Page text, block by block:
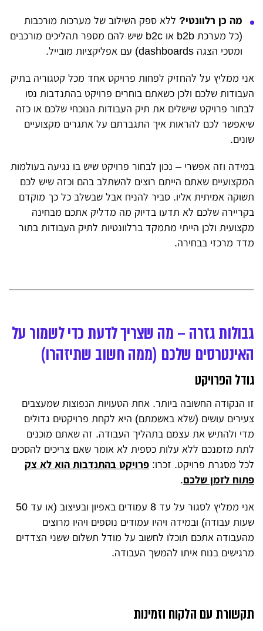
מה כן רלוונטי? ללא ספק השילוב של מערכות מורכבות
(כל מערכת b2b או b2c שיש להם מספר תהליכים מורכבים
ומסכי הצגה dashboards) עם אפליקציות מובייל.
אני ממליץ על להחזיק לפחות פרויקט אחד מכל קטגוריה בתיק
העבודות שלכם ולכן כשאתם בוחרים פרויקט בהתנדבות נסו
לבחור פרויקט שישלים את תיק העבודות הנוכחי שלכם או כזה
שיאפשר לכם להראות איך התגברתם על אתגרים מקצועיים
שונים.
במידה וזה אפשרי – נכון לבחור פרויקט שיש בו נגיעה בעולמות
המקצועיים שאתם הייתם רוצים להשתלב בהם וכזה שיש לכם
תשוקה אמיתית אליו. סביר להניח אבל שבשלב כל כך מוקדם
בקריירה שלכם לא תדעו בדיוק מה מדליק אתכם מבחינה
מקצועית ולכן הייתי מתמקד ברלוונטיות לתיק העבודות בתור
מדד מרכזי בבחירה.
גבולות גזרה – מה שצריך לדעת כדי לשמור על
האינטרסים שלכם (ממה חשוב שתיזהרו)
גודל הפרויקט
זו הנקודה החשובה ביותר. אחת הטעויות הנפוצות שמעצבים
צעירים עושים (שלא באשמתם) היא לקחת פרויקטים גדולים
מדי ולהתיש את עצמם בתהליך העבודה. זה שאתם מוכנים
לתת מזמנכם ללא עלות כספית לא אומר שאם צריכים להסכים
לכל מסגרת פרויקט. זכרו: פרויקט בהתנדבות הוא לא צק
פתוח לזמן שלכם.
אני ממליץ לסגור על עד 8 עמודים באפיון ובעיצוב (או עד 50
שעות עבודה) ובמידה ויהיו עמודים נוספים ויהיו מרוצים
מהעבודה אתכם תוכלו לחשוב על מודל תשלום ששני הצדדים
מרגישים בנוח איתו להמשך העבודה.
תקשורת עם הלקוח וזמינות